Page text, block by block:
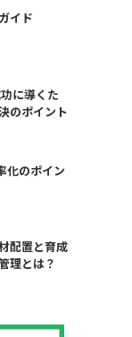
イド
に導くた
のポイント
化のポイン
配置と育成
理とは？